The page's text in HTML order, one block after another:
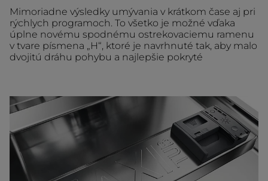
Mimoriadne výsledky umývania v krátkom čase aj pri
rýchlych programoch. To všetko je možné vďaka
úplne novému spodnému ostrekovaciemu ramenu
v tvare písmena „H“, ktoré je navrhnuté tak, aby malo
dvojitú dráhu pohybu a najlepšie pokryté